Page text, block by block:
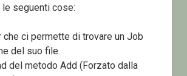
seguenti cose:
che ci permette di trovare un Job
del suo file.
del metodo Add (Forzato dalla